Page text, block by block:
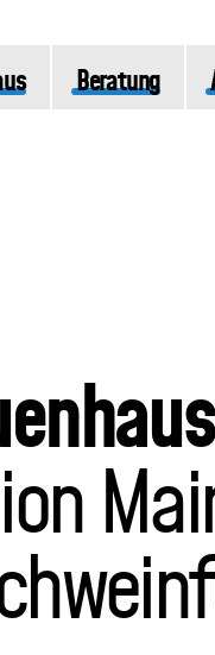
Beratung